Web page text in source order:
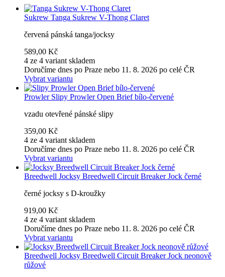
Sukrew Tanga Sukrew V-Thong Claret
červená pánská tanga/jocksy
589,00 Kč
4 ze 4 variant skladem
Doručíme dnes po Praze nebo 11. 8. 2026 po celé ČR
Vybrat variantu
Prowler Slipy Prowler Open Brief bílo-červené
vzadu otevřené pánské slipy
359,00 Kč
4 ze 4 variant skladem
Doručíme dnes po Praze nebo 11. 8. 2026 po celé ČR
Vybrat variantu
Breedwell Jocksy Breedwell Circuit Breaker Jock černé
černé jocksy s D-kroužky
919,00 Kč
4 ze 4 variant skladem
Doručíme dnes po Praze nebo 11. 8. 2026 po celé ČR
Vybrat variantu
Breedwell Jocksy Breedwell Circuit Breaker Jock neonově
růžové